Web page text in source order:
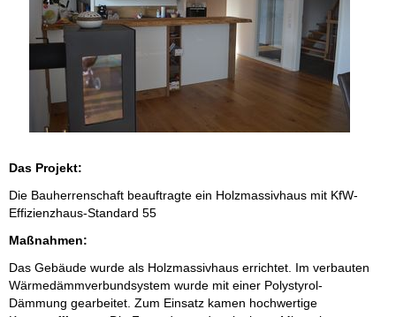
Das Projekt:
Die Bauherrenschaft beauftragte ein Holzmassivhaus mit KfW-
Effizienzhaus-Standard 55
Maßnahmen:
Das Gebäude wurde als Holzmassivhaus errichtet. Im verbauten
Wärmedämmverbundsystem wurde mit einer Polystyrol-
Dämmung gearbeitet. Zum Einsatz kamen hochwertige